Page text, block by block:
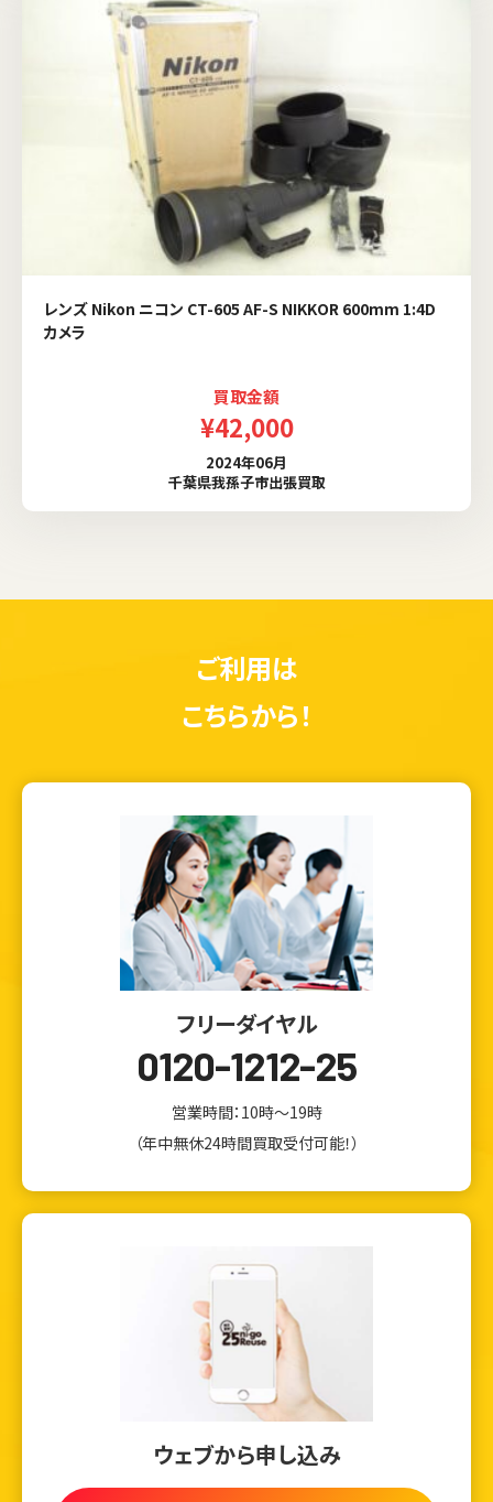
レンズ Nikon ニコン CT-605 AF-S NIKKOR 600mm 1:4D
カメラ
買取金額
¥42,000
2024年06月
千葉県我孫子市出張買取
ご利用は
こちらから！
フリーダイヤル
0120-1212-25
営業時間：10時～19時
（年中無休24時間買取受付可能！）
ウェブから申し込み